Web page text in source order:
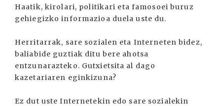
Haatik, kirolari, politikari eta famosoei buruz
gehiegizko informazioa duela uste du.
Herritarrak, sare sozialen eta Interneten bidez,
baliabide guztiak ditu bere ahotsa
entzunarazteko. Gutxietsita al dago
kazetariaren eginkizuna?
Ez dut uste Internetekin edo sare sozialekin